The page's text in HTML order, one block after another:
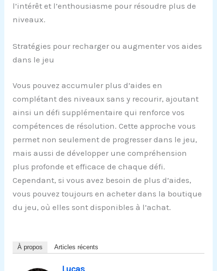
l’intérêt et l’enthousiasme pour résoudre plus de
niveaux.
Stratégies pour recharger ou augmenter vos aides
dans le jeu
Vous pouvez accumuler plus d’aides en
complétant des niveaux sans y recourir, ajoutant
ainsi un défi supplémentaire qui renforce vos
compétences de résolution. Cette approche vous
permet non seulement de progresser dans le jeu,
mais aussi de développer une compréhension
plus profonde et efficace de chaque défi.
Cependant, si vous avez besoin de plus d’aides,
vous pouvez toujours en acheter dans la boutique
du jeu, où elles sont disponibles à l’achat.
À propos Articles récents